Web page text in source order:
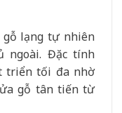
lạng tự nhiên
ngoài. Đặc tính
triển tối đa nhờ
gỗ tân tiến từ